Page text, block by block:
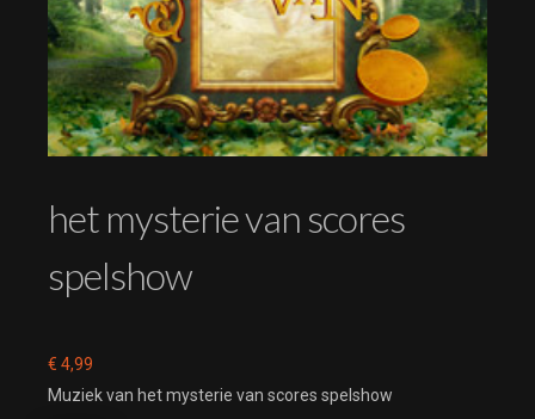
het mysterie van scores
spelshow
€ 4,99
Muziek van het mysterie van scores spelshow